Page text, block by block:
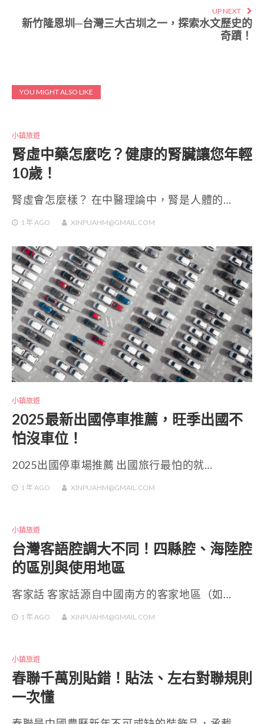
UP NEXT
新竹隆恩圳─台灣三大古圳之一，探索水文歷史的
奇蹟！
YOU MIGHT ALSO LIKE
小鎮旅遊
腎虛中藥怎麼吃？健康的腎臟讓您年輕
10歲！
腎虛會怎麼樣？ 在中醫理論中，腎是人體的…
1 年 AGO XINPUAHM@GMAIL.COM
小鎮旅遊
2025最新出國停車推薦，旺季出國不
怕沒車位！
2025出國停車場推薦 出國旅行最怕的就…
1 年 AGO XINPUAHM@GMAIL.COM
小鎮旅遊
台灣客語腔調大不同！四縣腔、海陸腔
的區別與使用地區
客家話 客家話源自中國南方的客家地區（如…
1 年 AGO XINPUAHM@GMAIL.COM
小鎮旅遊
春聯千萬別貼錯！貼法、左右對聯規則
一次懂